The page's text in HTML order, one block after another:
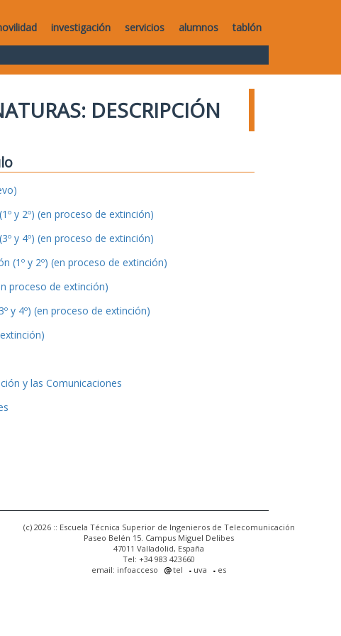
investigación servicios alumnos tablón
DESCRIPCIÓN
y 2º) (en proceso de extinción)
y 4º) (en proceso de extinción)
(1º y 2º) (en proceso de extinción)
proceso de extinción)
y 4º) (en proceso de extinción)
y las Comunicaciones
(c) 2026 :: Escuela Técnica Superior de Ingenieros de Telecomunicación
Paseo Belén 15. Campus Miguel Delibes
47011 Valladolid, España
Tel: +34 983 423660
email: infoacceso
tel uva es